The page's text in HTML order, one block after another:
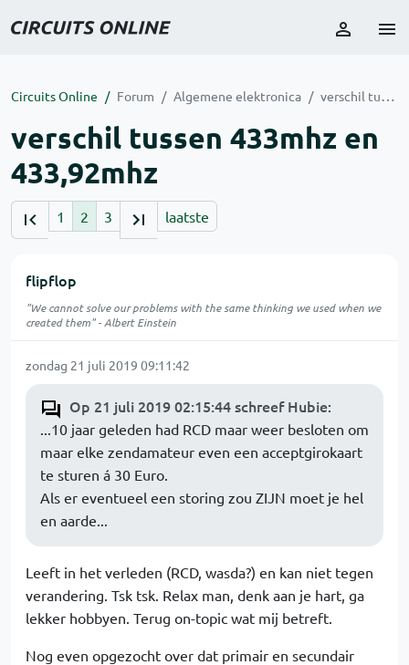
Circuits Online Forum Algemene elektronica verschil tussen 433mhz en 433,92mhz
verschil tussen 433mhz en
433,92mhz
1 2 3 laatste
flipflop
"We cannot solve our problems with the same thinking we used when we
created them" - Albert Einstein
zondag 21 juli 2019 09:11:42
Op 21 juli 2019 02:15:44 schreef Hubie:
...10 jaar geleden had RCD maar weer besloten om
maar elke zendamateur even een acceptgirokaart
te sturen á 30 Euro.
Als er eventueel een storing zou ZIJN moet je hel
en aarde...
Leeft in het verleden (RCD, wasda?) en kan niet tegen
verandering. Tsk tsk. Relax man, denk aan je hart, ga
lekker hobbyen. Terug on-topic wat mij betreft.
Nog even opgezocht over dat primair en secundair